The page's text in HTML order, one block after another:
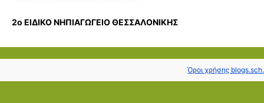
2ο ΕΙΔΙΚΟ ΝΗΠΙΑΓΩΓΕΙΟ ΘΕΣΣΑΛΟΝΙΚΗΣ
Όροι χρήσης